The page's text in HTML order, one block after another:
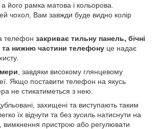
його рамка матова і кольорова.
чохол, Вам завжди буде видно колір
телефон закриває тильну панель, бічні
нижню частини телефону це надає
, завдяки високому глянцевому
Якщо поставити телефон на якусь
не стикатиметься з нею.
захищені та виступають таким
їх відчути та без зусиль натиснути на
вимкнення пристрою або регулювати